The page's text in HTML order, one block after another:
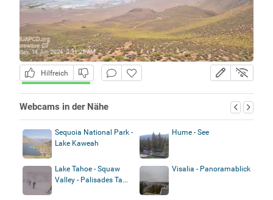
Hilfreich
Webcams in der Nähe
Sequoia National Park -
Lake Kaweah
Hume - See
Lake Tahoe - Squaw
Valley - Palisades Ta...
Visalia - Panoramablick